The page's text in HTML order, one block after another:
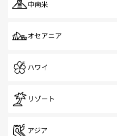
中南米
オセアニア
ハワイ
リゾート
アジア